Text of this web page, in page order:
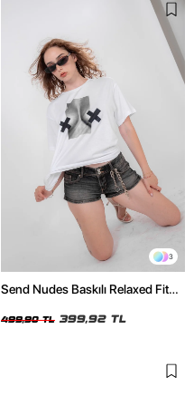
3
Send Nudes Baskılı Relaxed Fit
499,90 TL 399,92 TL